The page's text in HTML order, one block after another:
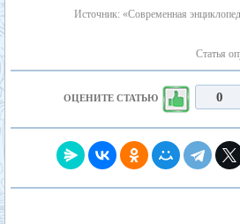
Источник: «Современная
Статья
ОЦЕНИТЕ СТАТЬЮ 0